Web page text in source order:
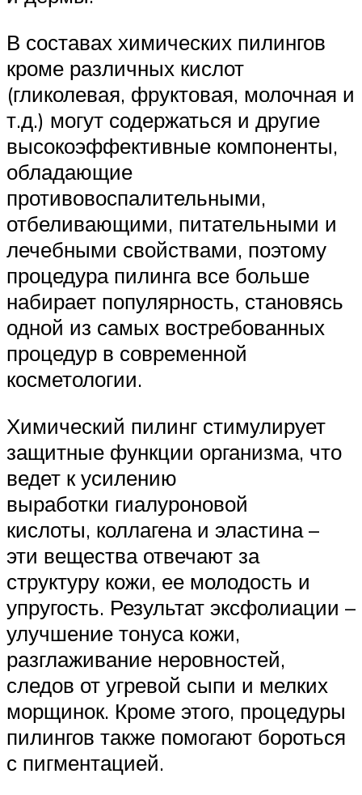
В составах химических пилингов
кроме различных кислот
(гликолевая, фруктовая, молочная и
т.д.) могут содержаться и другие
высокоэффективные компоненты,
обладающие
противовоспалительными,
отбеливающими, питательными и
лечебными свойствами, поэтому
процедура пилинга все больше
набирает популярность, становясь
одной из самых востребованных
процедур в современной
косметологии.
Химический пилинг стимулирует
защитные функции организма, что
ведет к усилению
выработки гиалуроновой
кислоты, коллагена и эластина –
эти вещества отвечают за
структуру кожи, ее молодость и
упругость. Результат эксфолиации –
улучшение тонуса кожи,
разглаживание неровностей,
следов от угревой сыпи и мелких
морщинок. Кроме этого, процедуры
пилингов также помогают бороться
с пигментацией.